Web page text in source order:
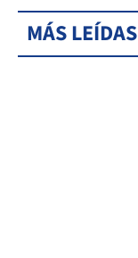
MÁS LEÍDAS